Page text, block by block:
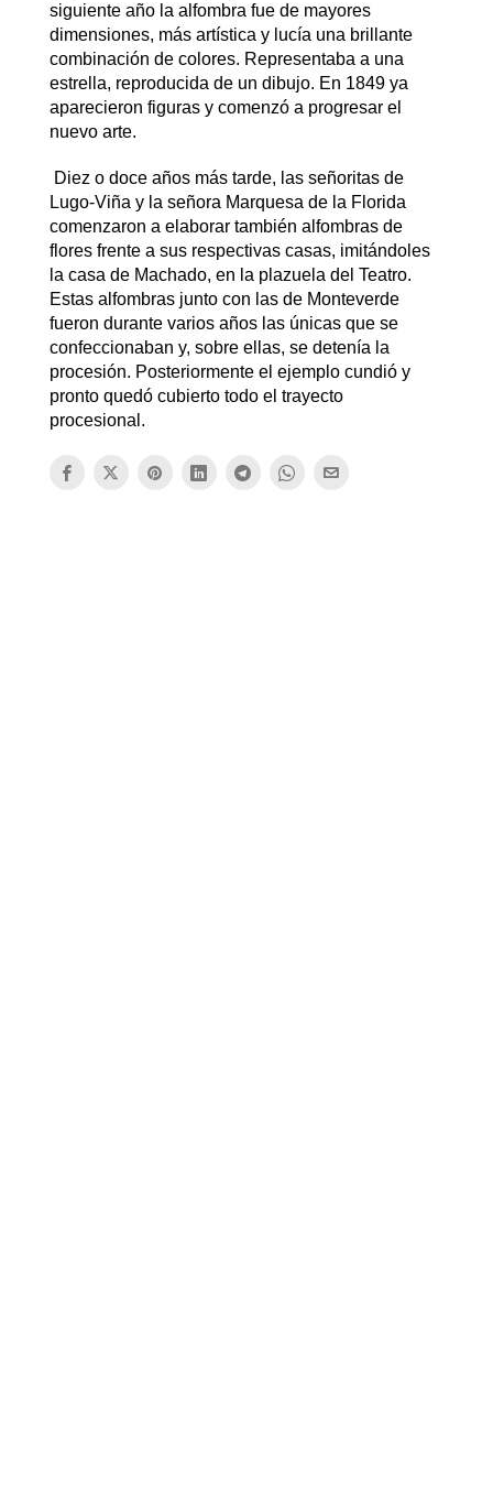
siguiente año la alfombra fue de mayores
dimensiones, más artística y lucía una brillante
combinación de colores. Representaba a una
estrella, reproducida de un dibujo. En 1849 ya
aparecieron figuras y comenzó a progresar el
nuevo arte.
Diez o doce años más tarde, las señoritas de
Lugo-Viña y la señora Marquesa de la Florida
comenzaron a elaborar también alfombras de
flores frente a sus respectivas casas, imitándoles
la casa de Machado, en la plazuela del Teatro.
Estas alfombras junto con las de Monteverde
fueron durante varios años las únicas que se
confeccionaban y, sobre ellas, se detenía la
procesión. Posteriormente el ejemplo cundió y
pronto quedó cubierto todo el trayecto
procesional.